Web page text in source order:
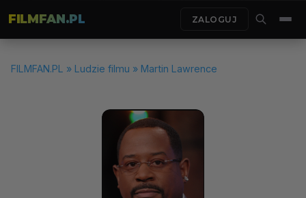
FILMFAN.PL ZALOGUJ
FILMFAN.PL » Ludzie filmu » Martin Lawrence